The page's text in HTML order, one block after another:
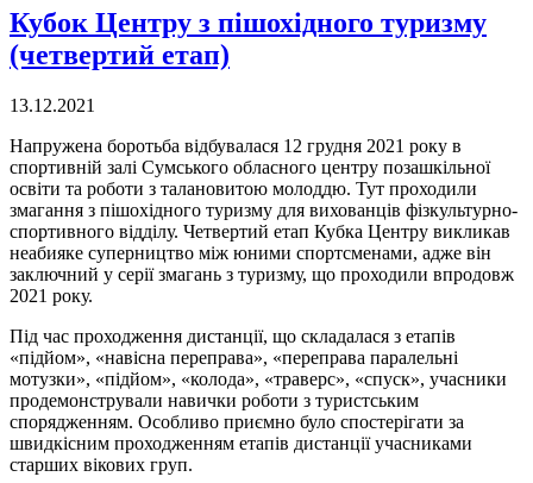
Кубок Центру з пішохідного туризму
(четвертий етап)
13.12.2021
Напружена боротьба відбувалася 12 грудня 2021 року в
спортивній залі Сумського обласного центру позашкільної
освіти та роботи з талановитою молоддю. Тут проходили
змагання з пішохідного туризму для вихованців фізкультурно-
спортивного відділу. Четвертий етап Кубка Центру викликав
неабияке суперництво між юними спортсменами, адже він
заключний у серії змагань з туризму, що проходили впродовж
2021 року.
Під час проходження дистанції, що складалася з етапів
«підйом», «навісна переправа», «переправа паралельні
мотузки», «підйом», «колода», «траверс», «спуск», учасники
продемонстрували навички роботи з туристським
спорядженням. Особливо приємно було спостерігати за
швидкісним проходженням етапів дистанції учасниками
старших вікових груп.